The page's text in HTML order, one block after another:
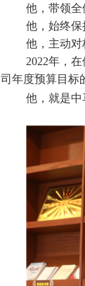
他，带领全
他，始终保
他，主动对
2022年，
司年度预算目标
他，就是中